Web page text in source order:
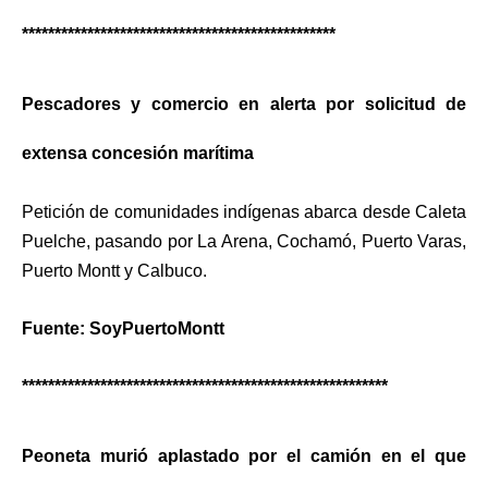
************************************************
Pescadores y comercio en alerta por solicitud de
extensa concesión marítima
Petición de comunidades indígenas abarca desde Caleta
Puelche, pasando por La Arena, Cochamó, Puerto Varas,
Puerto Montt y Calbuco.
Fuente: SoyPuertoMontt
********************************************************
Peoneta murió aplastado por el camión en el que